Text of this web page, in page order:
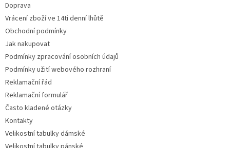
Doprava
Vrácení zboží ve 14ti denní lhůtě
Obchodní podmínky
Jak nakupovat
Podmínky zpracování osobních údajů
Podmínky užití webového rozhraní
Reklamační řád
Reklamační formulář
Často kladené otázky
Kontakty
Velikostní tabulky dámské